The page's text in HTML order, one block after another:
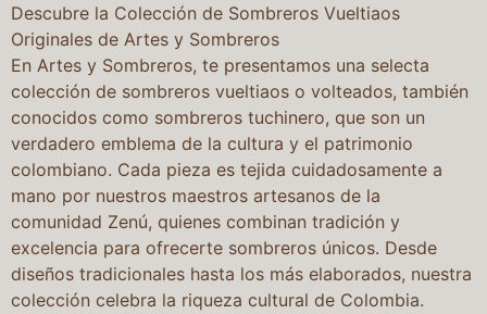
Descubre la Colección de Sombreros Vueltiaos
Originales de Artes y Sombreros
En Artes y Sombreros, te presentamos una selecta
colección de sombreros vueltiaos o volteados, también
conocidos como sombreros tuchinero, que son un
verdadero emblema de la cultura y el patrimonio
colombiano. Cada pieza es tejida cuidadosamente a
mano por nuestros maestros artesanos de la
comunidad Zenú, quienes combinan tradición y
excelencia para ofrecerte sombreros únicos. Desde
diseños tradicionales hasta los más elaborados, nuestra
colección celebra la riqueza cultural de Colombia.